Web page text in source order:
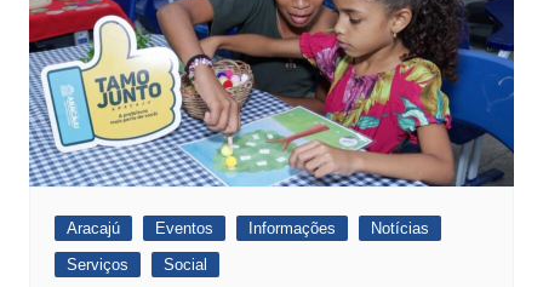
Aracajú Eventos Informações
Notícias
Serviços
Social